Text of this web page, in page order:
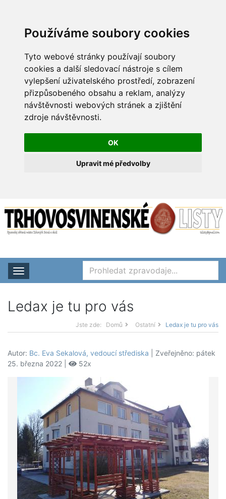
Používáme soubory cookies
Tyto webové stránky používají soubory
cookies a další sledovací nástroje s cílem
vylepšení uživatelského prostředí, zobrazení
přizpůsobeného obsahu a reklam, analýzy
návštěvnosti webových stránek a zjištění
zdroje návštěvnosti.
OK
Upravit mé předvolby
Rozbalit nabídku
Ledax je tu pro vás
Jste zde: Domů Ostatní Ledax je tu pro vás
Autor: Bc. Eva Sekalová, vedoucí střediska | Zveřejněno: pátek
25. března 2022 |
52x